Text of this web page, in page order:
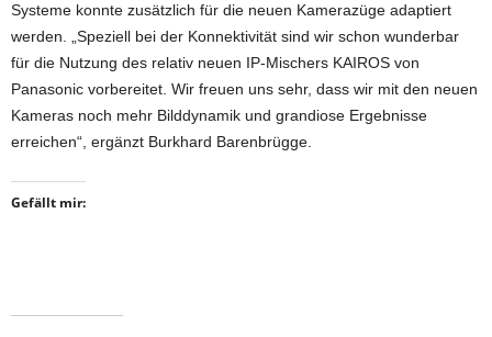
Systeme konnte zusätzlich für die neuen Kamerazüge adaptiert
werden. „Speziell bei der Konnektivität sind wir schon wunderbar
für die Nutzung des relativ neuen IP-Mischers KAIROS von
Panasonic vorbereitet. Wir freuen uns sehr, dass wir mit den neuen
Kameras noch mehr Bilddynamik und grandiose Ergebnisse
erreichen“, ergänzt Burkhard Barenbrügge.
Gefällt mir: